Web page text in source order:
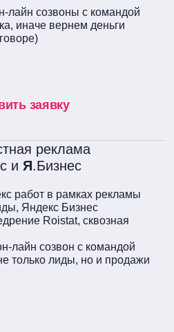
лайн созвоны с командой
иначе вернем деньги
заявку
реклама
и Я.Бизнес
работ в рамках рекламы
Яндекс Бизнес
Roistat, сквозная
лайн созвон с командой
только лиды, но и продажи